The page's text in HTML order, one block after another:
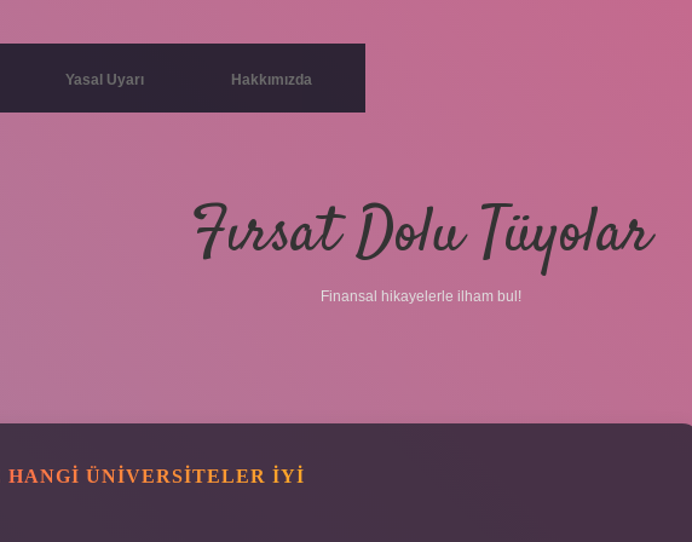
Yasal Uyarı Hakkımızda
Fırsat Dolu Tüyolar
Finansal hikayelerle ilham bul!
HANGI ÜNIVERSITELER IYI